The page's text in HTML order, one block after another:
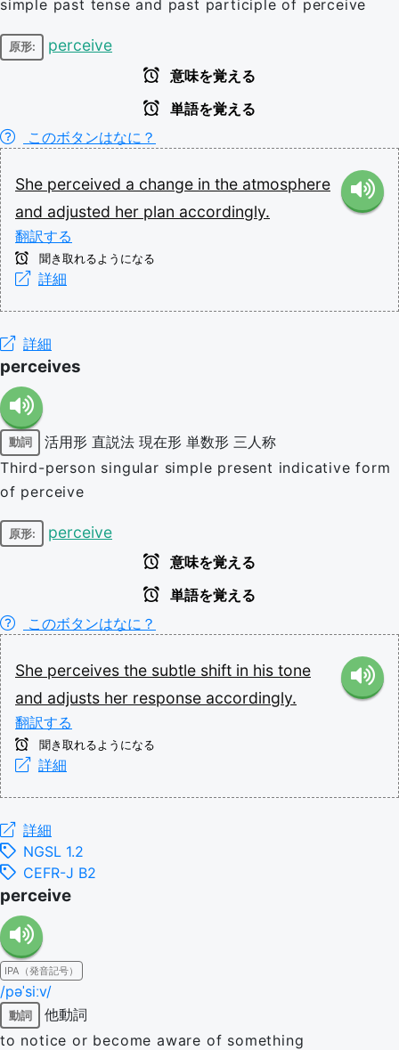
simple past tense and past participle of perceive
原形: perceive
意味を覚える
単語を覚える
このボタンはなに？
She perceived a change in the atmosphere
and adjusted her plan accordingly.
翻訳する
聞き取れるようになる
詳細
詳細
perceives
動詞 活用形 直説法 現在形 単数形 三人称
Third-person singular simple present indicative form
of perceive
原形: perceive
意味を覚える
単語を覚える
このボタンはなに？
She perceives the subtle shift in his tone
and adjusts her response accordingly.
翻訳する
聞き取れるようになる
詳細
詳細
NGSL 1.2
CEFR-J B2
perceive
IPA（発音記号）
/pəˈsiːv/
動詞
他動詞
to notice or become aware of something